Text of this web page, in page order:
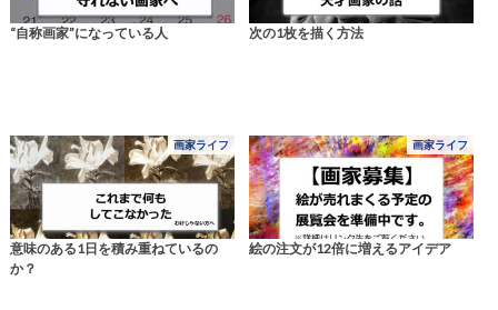
“自称画家”になっている人 次の1枚を描く方法
画家ライフ
意味のある1日を積み重ねているの
か？
画家ライフ
絵の注文が12倍に増えるアイデア